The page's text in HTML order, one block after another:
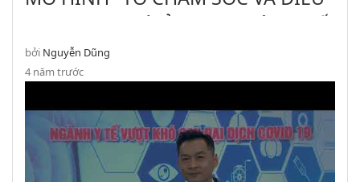
AN NHƠN"
bởi Nguyễn Dũng
4 năm trước